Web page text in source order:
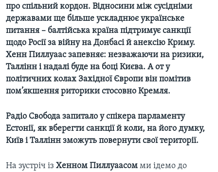
про спільний кордон. Відносини між сусідніми
державами ще більше ускладнює українське
питання – балтійська країна підтримує санкції
щодо Росії за війну на Донбасі й анексію Криму.
Хенн Пиллуаас запевняє: незважаючи на ризики,
Таллінн і надалі буде на боці Києва. А от у
політичних колах Західної Європи він помітив
пом’якшення риторики стосовно Кремля.
Радіо Свобода запитало у спікера парламенту
Естонії, як вберегти санкції й коли, на його думку,
Київ і Таллінн зможуть повернути свої території.
На зустріч із Хенном Пиллуаасом ми ідемо до